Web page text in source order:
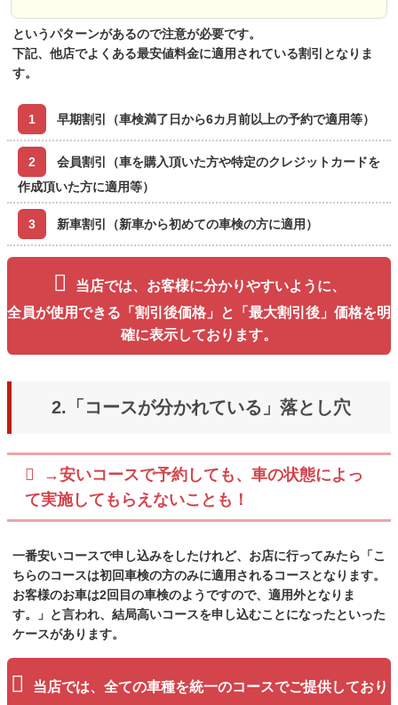
というパターンがあるので注意が必要です。
下記、他店でよくある最安値料金に適用されている割引となりま
す。
1 早期割引（車検満了日から6カ月前以上の予約で適用等）
2
会員割引（車を購入頂いた方や特定のクレジットカードを
作成頂いた方に適用等）
3 新車割引（新車から初めての車検の方に適用）
当店では、お客様に分かりやすいように、
全員が使用できる「割引後価格」と「最大割引後」価格を明
確に表示しております。
2.「コースが分かれている」落とし穴
→安いコースで予約しても、車の状態によっ
て実施してもらえないことも！
一番安いコースで申し込みをしたけれど、お店に行ってみたら 「こ
ちらのコースは初回車検の方のみに適用されるコースとなります。
お客様のお車は2回目の車検のようですので、適用外となりま
す。」 と言われ、結局高いコースを申し込むことになったといった
ケースがあります。
当店では、全ての車種を統一のコースでご提供しており